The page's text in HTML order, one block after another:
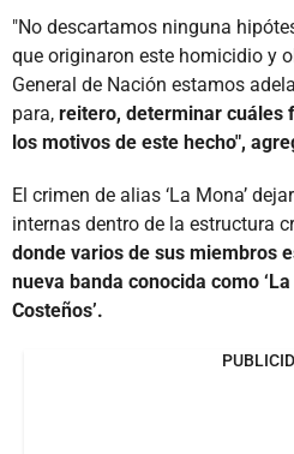
"No descartamos ninguna
que originaron este homicidio y
General de Nación estamos
para, reitero, determinar cuáles
los motivos de este hecho",
El crimen de alias ‘La Mona’
internas dentro de la estructura
donde varios de sus miembros
nueva banda conocida como
Costeños’.